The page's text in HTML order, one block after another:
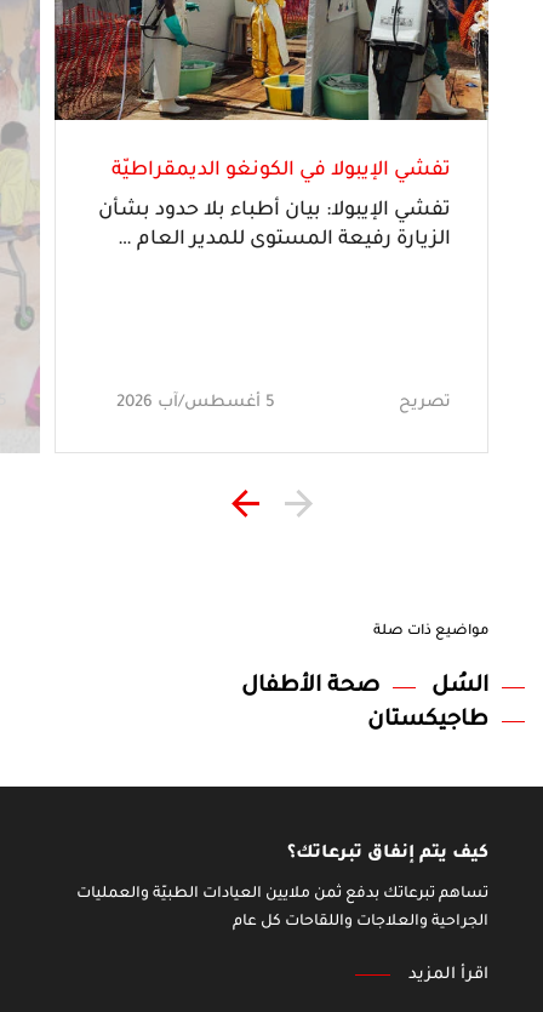
تفشي الإيبولا في الكونغو الديمقراطيّة
تفشّي الإيبولا: بيان أطباء بلا حدود بشأن
الزيارة رفيعة المستوى للمدير العام …
تصريح 5 أغسطس/آب 2026
مواضيع ذات صلة
السُل
صحة الأطفال
طاجيكستان
كيف يتم إنفاق تبرعاتك؟
تساهم تبرعاتك بدفع ثمن ملايين العيادات الطبيّة والعمليات
الجراحية والعلاجات واللقاحات كل عام
اقرأ المزيد